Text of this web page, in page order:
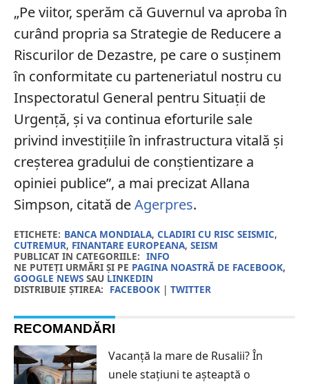
„Pe viitor, sperăm că Guvernul va aproba în
curând propria sa Strategie de Reducere a
Riscurilor de Dezastre, pe care o susţinem
în conformitate cu parteneriatul nostru cu
Inspectoratul General pentru Situaţii de
Urgenţă, şi va continua eforturile sale
privind investiţiile în infrastructura vitală şi
creşterea gradului de conştientizare a
opiniei publice”, a mai precizat Allana
Simpson, citată de Agerpres.
ETICHETE: BANCA MONDIALA, CLADIRI CU RISC SEISMIC,
CUTREMUR, FINANTARE EUROPEANA, SEISM
PUBLICAT IN CATEGORIILE: INFO
NE PUTEȚI URMĂRI ȘI PE PAGINA NOASTRĂ DE FACEBOOK,
GOOGLE NEWSSAU LINKEDIN
DISTRIBUIE ȘTIREA: FACEBOOK| TWITTER
RECOMANDĂRI
Vacanță la mare de Rusalii? În
unele stațiuni te așteaptă o